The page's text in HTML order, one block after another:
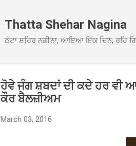
Thatta Shehar Nagina
ਠੱਟਾ ਸ਼ਹਿਰ ਨਗੀਨਾ, ਆਇਆ ਇੱਕ ਦਿਨ, ਰਹਿ
ਹੋਵੇ ਜੰਗ ਸ਼ਬਦਾਂ ਦੀ ਕਦੇ ਹਰ ਵੀ
ਕੌਰ ਬੈਲਜ਼ੀਅਮ
March 03, 2016